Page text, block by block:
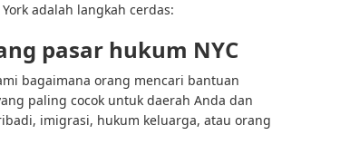
adalah langkah cerdas:
pasar hukum NYC
bagaimana orang mencari bantuan
paling cocok untuk daerah Anda dan
imigrasi, hukum keluarga, atau orang